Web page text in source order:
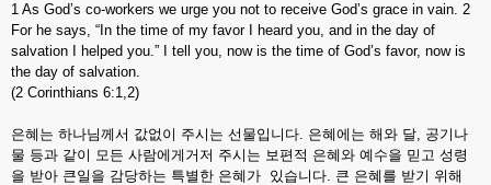
1 As God’s co-workers we urge you not to receive God’s grace in vain. 2
For he says, “In the time of my favor I heard you, and in the day of
salvation I helped you.” I tell you, now is the time of God’s favor, now is
the day of salvation.
(2 Corinthians 6:1,2)
은혜는 하나님께서 값없이 주시는 선물입니다. 은혜에는 해와 달, 공기나
물 등과 같이 모든 사람에게거저 주시는 보편적 은혜와 예수을 믿고 성령
을 받아 큰일을 감당하는 특별한 은혜가 있습니다. 큰 은혜를 받기 위해